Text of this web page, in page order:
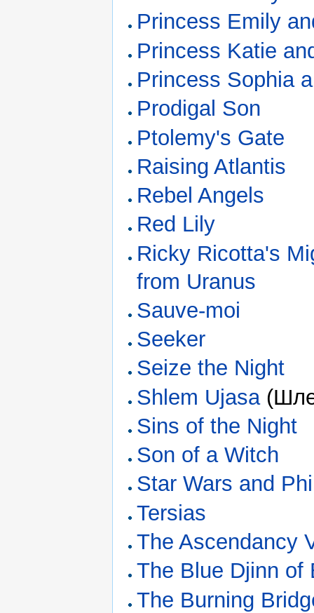
Princess Emily
Princess Katie
Princess Sophia
Prodigal Son
Ptolemy's Gate
Raising Atlantis
Rebel Angels
Red Lily
Ricky Ricotta's
from Uranus
Sauve-moi
Seeker
Seize the Night
Shlem Ujasa
Sins of the Night
Son of a Witch
Star Wars and
Tersias
The Ascendancy
The Blue Djinn of
The Burning